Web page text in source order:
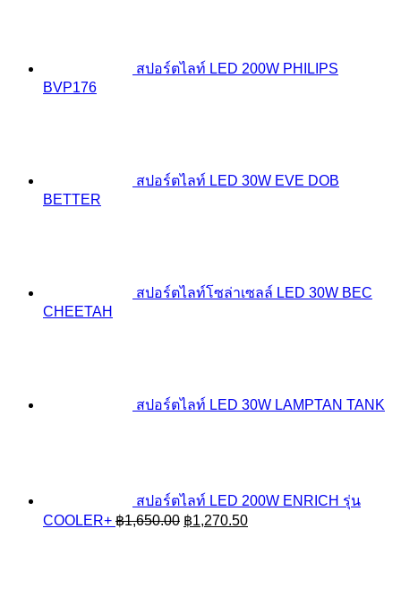
สปอร์ตไลท์ LED 200W PHILIPS
BVP176
สปอร์ตไลท์ LED 30W EVE DOB
BETTER
สปอร์ตไลท์โซล่าเซลล์ LED 30W BEC
CHEETAH
สปอร์ตไลท์ LED 30W LAMPTAN TANK
สปอร์ตไลท์ LED 200W ENRICH รุ่น
COOLER+ ฿1,650.00 Original
฿1,270.50Current